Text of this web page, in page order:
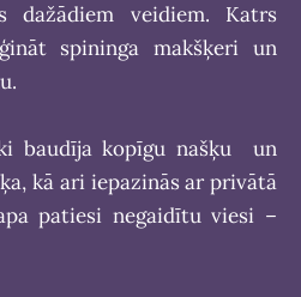
dažādiem veidiem. Katrs
spininga makšķeri un
baudīja kopīgu našķu un
kā ari iepazinās ar privātā
patiesi negaidītu viesi –